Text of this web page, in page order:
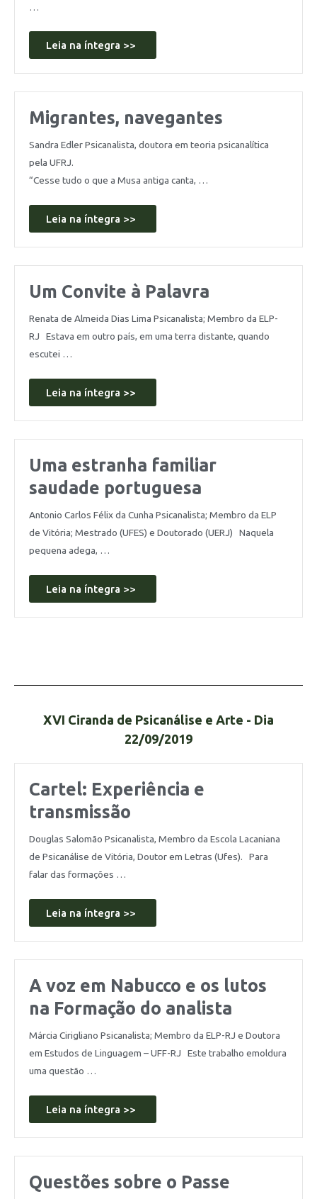
…
Leia na íntegra >>
Migrantes, navegantes
Sandra Edler Psicanalista, doutora em teoria psicanalítica
pela UFRJ.
“Cesse tudo o que a Musa antiga canta, …
Leia na íntegra >>
Um Convite à Palavra
Renata de Almeida Dias Lima Psicanalista; Membro da ELP-
RJ Estava em outro país, em uma terra distante, quando
escutei …
Leia na íntegra >>
Uma estranha familiar
saudade portuguesa
Antonio Carlos Félix da Cunha Psicanalista; Membro da ELP
de Vitória; Mestrado (UFES) e Doutorado (UERJ) Naquela
pequena adega, …
Leia na íntegra >>
XVI Ciranda de Psicanálise e Arte - Dia
22/09/2019
Cartel: Experiência e
transmissão
Douglas Salomão Psicanalista, Membro da Escola Lacaniana
de Psicanálise de Vitória, Doutor em Letras (Ufes). Para
falar das formações …
Leia na íntegra >>
A voz em Nabucco e os lutos
na Formação do analista
Márcia Cirigliano Psicanalista; Membro da ELP-RJ e Doutora
em Estudos de Linguagem – UFF-RJ Este trabalho emoldura
uma questão …
Leia na íntegra >>
Questões sobre o Passe